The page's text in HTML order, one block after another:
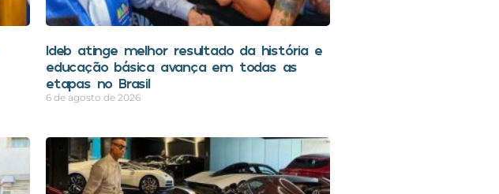
Ideb atinge melhor resultado da história e
educação básica avança em todas as
etapas no Brasil
6 de agosto de 2026